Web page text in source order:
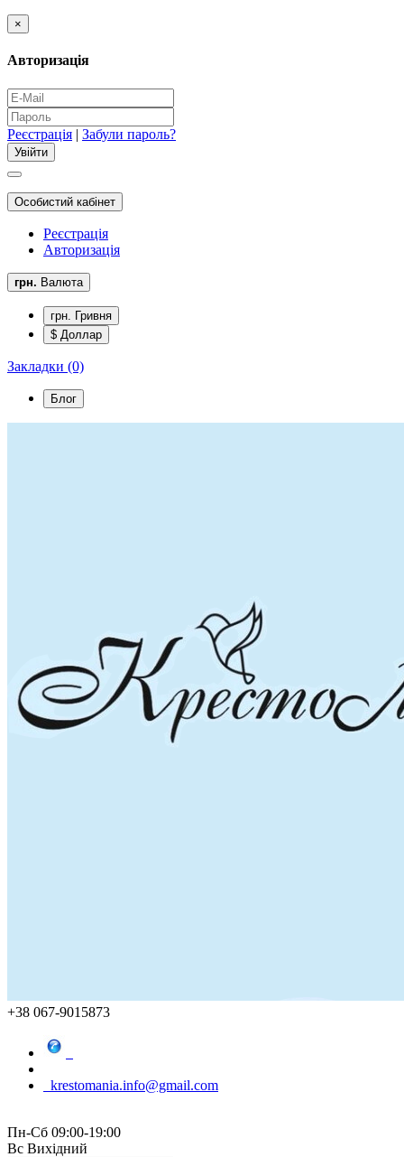
×
Авторизація
Реєстрація | Забули пароль?
Особистий кабінет
Реєстрація
Авторизація
грн. Валюта
грн. Гривня
$ Доллар
Закладки (0)
Блог
+38 067-9015873
krestomania.info@gmail.com
Пн-Сб 09:00-19:00
Вс Вихідний